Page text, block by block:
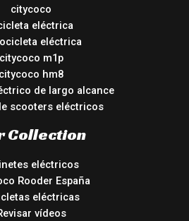
citycoco
eléctrica
eléctrica
citycoco m1p
citycoco hm8
de largo alcance
scooters eléctricos
Collection
eléctricos
Rooder España
eléctricas
vídeos